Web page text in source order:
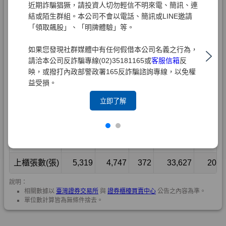
近期詐騙猖獗，請投資人切勿輕信不明來電、簡訊、連
結或陌生群組。本公司不會以電話、簡訊或LINE邀請
「領取飆股」、「明牌體驗」等。
如果您發現社群媒體中有任何假借本公司名義之行為，
請洽本公司反詐騙專線(02)35181165或客服信箱反
映，或撥打內政部警政署165反詐騙諮詢專線，以免權
益受損。
立即了解